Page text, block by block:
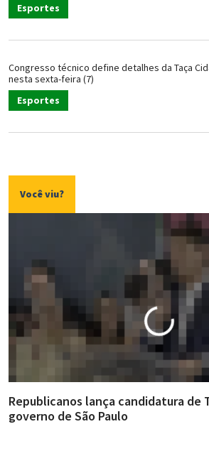
Esportes
Congresso técnico define detalhes da Taça
nesta sexta-feira (7)
Esportes
Você viu?
Republicanos lança candidatura de
governo de São Paulo